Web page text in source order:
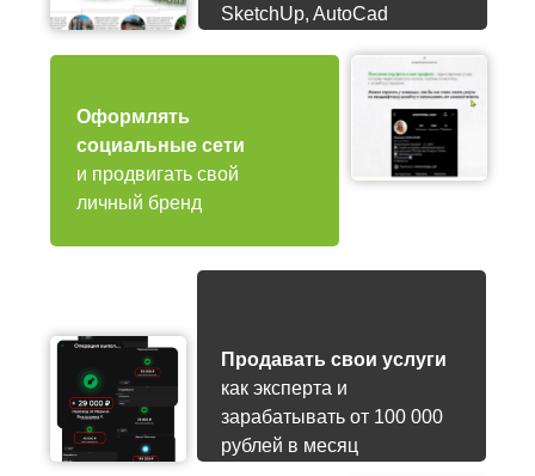
Оформлять
социальные сети
и продвигать свой
личный бренд
Продавать свои услуги
как эксперта и
зарабатывать от 100 000
рублей в месяц
SketchUp, AutoCad